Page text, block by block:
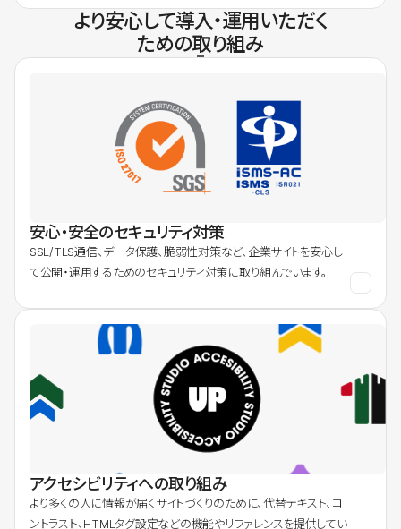
より安心して導入・運用いただく
ための取り組み
安心・安全のセキュリティ対策
SSL/TLS通信、データ保護、脆弱性対策など、企業サイトを安心し
て公開・運用するためのセキュリティ対策に取り組んでいます。
アクセシビリティへの取り組み
より多くの人に情報が届くサイトづくりのために、代替テキスト、コ
ントラスト、HTMLタグ設定などの機能やリファレンスを提供してい